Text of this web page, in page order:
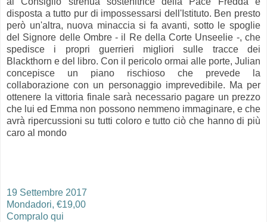
disposta a tutto pur di impossessarsi dell'Istituto. Ben presto
però un'altra, nuova minaccia si fa avanti, sotto le spoglie
del Signore delle Ombre - il Re della Corte Unseelie -, che
spedisce i propri guerrieri migliori sulle tracce dei
Blackthorn e del libro. Con il pericolo ormai alle porte, Julian
concepisce un piano rischioso che prevede la
collaborazione con un personaggio imprevedibile. Ma per
ottenere la vittoria finale sarà necessario pagare un prezzo
che lui ed Emma non possono nemmeno immaginare, e che
avrà ripercussioni su tutti coloro e tutto ciò che hanno di più
caro al mondo
19 Settembre 2017
Mondadori, €19,00
Compralo qui